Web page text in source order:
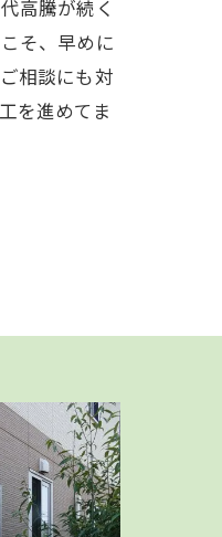
高騰が続く
そ、早めに
相談にも対
を進めてま